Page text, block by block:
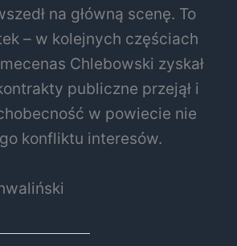
na główną scenę. To
– w kolejnych częściach
Chlebowski zyskał
publiczne przejął i
w powiecie nie
konfliktu interesów.